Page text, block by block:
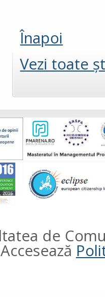
Înapoi
Vezi toate
de